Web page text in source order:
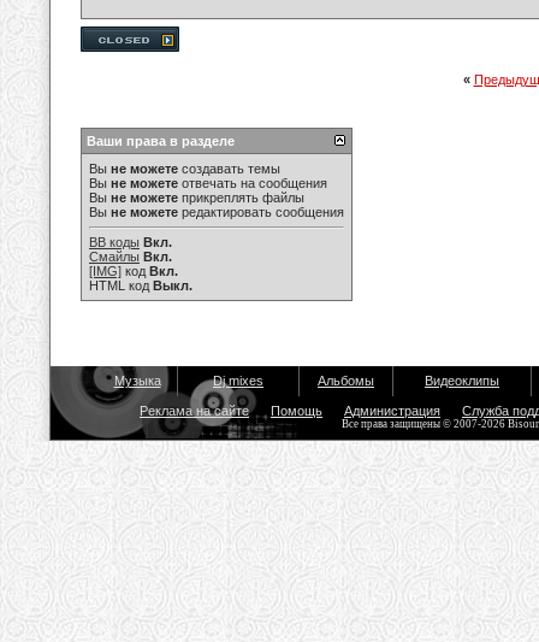
«
Ваши права в разделе
Вы не можете создавать темы
Вы не можете отвечать на сообщения
Вы не можете прикреплять файлы
Вы не можете редактировать сообщения
BB коды Вкл.
Смайлы Вкл.
[IMG] код Вкл.
HTML код Выкл.
Музыка Dj mixes Альбомы Видеоклипы
Реклама на сайте Помощь Администрация Служба
Все права защищены © 2007-2026